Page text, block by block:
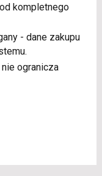
kompletnego
- dane zakupu
nie ogranicza